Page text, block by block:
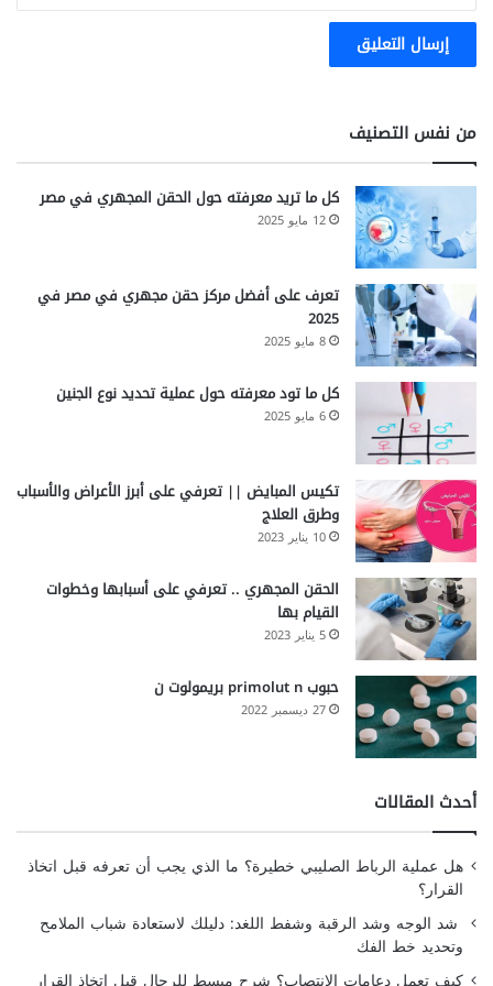
من نفس التصنيف
كل ما تريد معرفته حول الحقن المجهري في مصر
12 مايو 2025
تعرف على أفضل مركز حقن مجهري في مصر في
2025
8 مايو 2025
كل ما تود معرفته حول عملية تحديد نوع الجنين
6 مايو 2025
تكيس المبايض || تعرفي على أبرز الأعراض والأسباب
وطرق العلاج
10 يناير 2023
الحقن المجهري .. تعرفي على أسبابها وخطوات
القيام بها
5 يناير 2023
حبوب primolut n بريمولوت ن
27 ديسمبر 2022
أحدث المقالات
هل عملية الرباط الصليبي خطيرة؟ ما الذي يجب أن تعرفه قبل اتخاذ
القرار؟
شد الوجه وشد الرقبة وشفط اللغد: دليلك لاستعادة شباب الملامح
وتحديد خط الفك